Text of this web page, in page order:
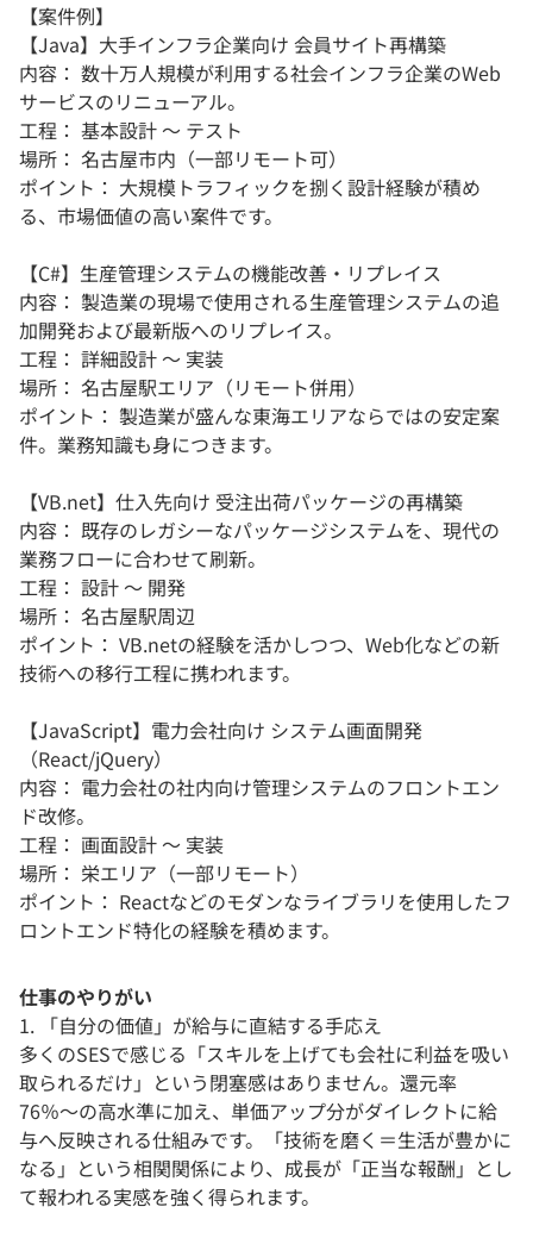
【案件例】
【Java】大手インフラ企業向け 会員サイト再構築
内容： 数十万人規模が利用する社会インフラ企業のWeb
サービスのリニューアル。
工程： 基本設計 〜 テスト
場所： 名古屋市内（一部リモート可）
ポイント： 大規模トラフィックを捌く設計経験が積め
る、市場価値の高い案件です。
【C#】生産管理システムの機能改善・リプレイス
内容： 製造業の現場で使用される生産管理システムの追
加開発および最新版へのリプレイス。
工程： 詳細設計 〜 実装
場所： 名古屋駅エリア（リモート併用）
ポイント： 製造業が盛んな東海エリアならではの安定案
件。業務知識も身につきます。
【VB.net】仕入先向け 受注出荷パッケージの再構築
内容： 既存のレガシーなパッケージシステムを、現代の
業務フローに合わせて刷新。
工程： 設計 〜 開発
場所： 名古屋駅周辺
ポイント： VB.netの経験を活かしつつ、Web化などの新
技術への移行工程に携われます。
【JavaScript】電力会社向け システム画面開発
（React/jQuery）
内容： 電力会社の社内向け管理システムのフロントエン
ド改修。
工程： 画面設計 〜 実装
場所： 栄エリア（一部リモート）
ポイント： Reactなどのモダンなライブラリを使用したフ
ロントエンド特化の経験を積めます。
仕事のやりがい
1. 「自分の価値」が給与に直結する手応え
多くのSESで感じる「スキルを上げても会社に利益を吸い
取られるだけ」という閉塞感はありません。還元率
76％〜の高水準に加え、単価アップ分がダイレクトに給
与へ反映される仕組みです。「技術を磨く＝生活が豊かに
なる」という相関関係により、成長が「正当な報酬」とし
て報われる実感を強く得られます。